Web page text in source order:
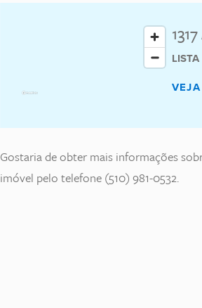
Gostaria de obter mais informações
imóvel pelo telefone (510) 981-0532.